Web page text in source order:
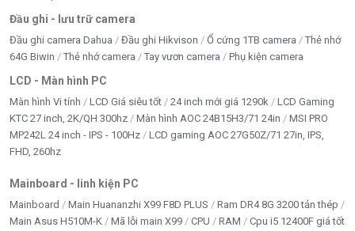
Chuẩn giao tiếp
Kích thước 2.5 inch
Tốc độ đọc
Tốc độ ghi Khoảng 400 - 450MB/s
Tương thích Laptop, PC hỗ trợ SATA
Đầu ghi - lưu trữ camera
Đầu ghi camera Dahua Đầu ghi Hikvison Ổ cứng 1TB camera
Thẻ nhớ
64G Biwin
Thẻ nhớ camera Tay vươn camera Phụ kiện camera
LCD - Màn hình PC
Màn hình Vi tính LCD Giá siêu tốt 24 inch mới giá 1290k
LCD Gaming
KTC 27 inch, 2K/QH 300hz
Màn hình AOC 24B15H3/71 24in
MSI PRO
MP242L 24 inch - IPS - 100Hz
LCD gaming AOC 27G50Z/71 27in, IPS,
FHD, 260hz
Mainboard - linh kiện PC
Mainboard Main Huananzhi X99 F8D PLUS
Ram DR4 8G 3200 tản thép
Main Asus H510M-K
Mã lỗi main X99 CPU RAM Cpu i5 12400F giá tốt